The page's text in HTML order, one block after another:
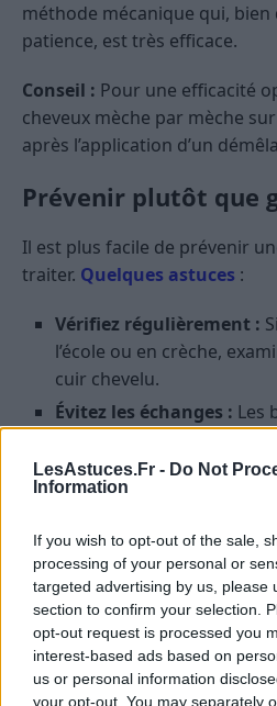
LesAstuces.Fr - Do Not
Information
If you wish to opt-out of the sale,
processing of your personal or
targeted advertising by us, please
section to confirm your selection.
opt-out request is processed you
interest-based ads based on
us or personal information
your opt-out. You may separately
méthode mécanique qui, bien
patience, est très efficace.
Conseil : Pour une efficacité
cheveux mèche par mèche
après l’application d’un
Prévenir plutôt que
Il est plus facile de prévenir
traiter. Quelques astuces :
Vérifiez régulièrement :
l’école ou en crèche,
cuir chevelu.
Évitez les échanges : Les
transmission.
Éduquez vos proches :
d’éviter les contacts tête-
Conclusion
Se débarrasser des poux
possible grâce à une